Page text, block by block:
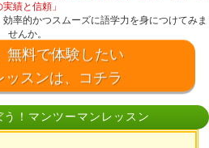
実績と信頼」
率的かつスムーズに語学力を身につけてみま
せんか。
無料で体験したい
ッスンは、コチラ
！マンツーマンレッスン